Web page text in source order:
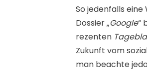
So jedenfalls
Dossier „Google“
rezenten
Zukunft vom
man beachte